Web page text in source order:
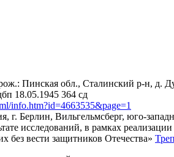
Пинская обл., Сталинский р-н, д.
18.05.1945 364 сд
info.htm?id=4663535&page=1
г. Берлин, Вильгельмсберг, юго-
исследований, в рамках реализации
без вести защитников Отечества»